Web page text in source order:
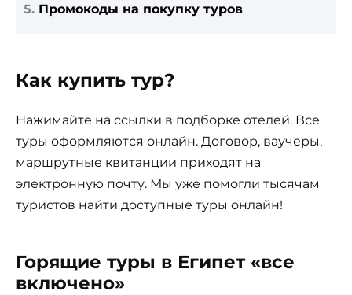
Промокоды на покупку туров
Как купить тур?
Нажимайте на ссылки в подборке отелей. Все
туры оформляются онлайн. Договор, ваучеры,
маршрутные квитанции приходят на
электронную почту. Мы уже помогли тысячам
туристов найти доступные туры онлайн!
Горящие туры в Египет «все
включено»